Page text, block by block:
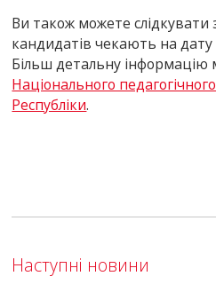
Ви також можете слідкувати
кандидатів чекають на
Більш детальну
Національного
Республіки.
Наступні новини